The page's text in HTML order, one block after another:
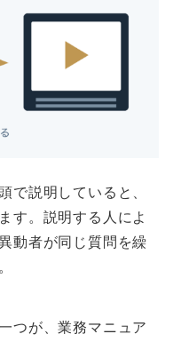
で説明していると、
す。説明する人によ
動者が同じ質問を繰
つが、業務マニュア